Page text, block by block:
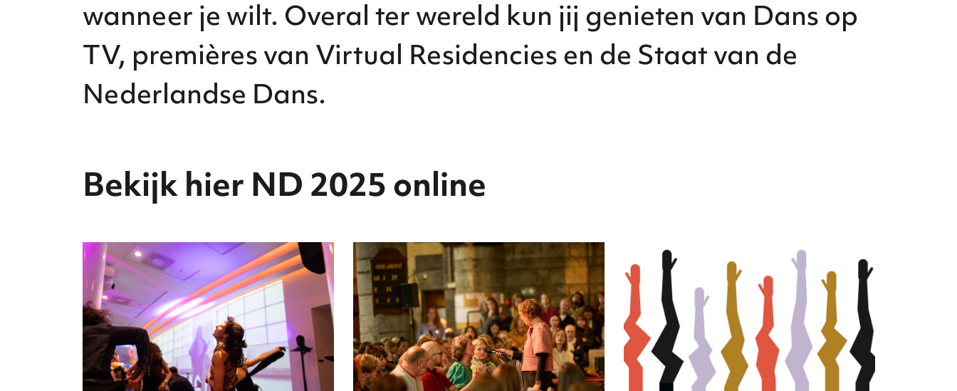
wanneer je wilt. Overal ter wereld kun jij genieten van Dans op
TV, premières van Virtual Residencies en de Staat van de
Nederlandse Dans.
Bekijk hier ND 2025 online